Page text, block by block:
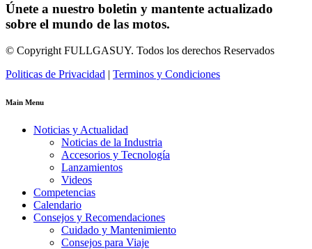
Únete a nuestro boletin y mantente actualizado
sobre el mundo de las motos.
© Copyright FULLGASUY. Todos los derechos Reservados
Politicas de Privacidad | Terminos y Condiciones
Main Menu
Noticias y Actualidad
Noticias de la Industria
Accesorios y Tecnología
Lanzamientos
Videos
Competencias
Calendario
Consejos y Recomendaciones
Cuidado y Mantenimiento
Consejos para Viaje